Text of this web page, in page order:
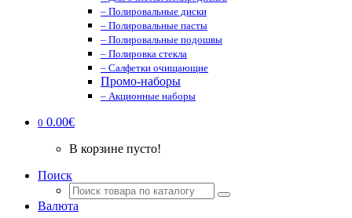
– Полировальные диски
– Полировальные пасты
– Полировальные подошвы
– Полировка стекла
– Салфетки очищающие
Промо-наборы
– Акционные наборы
0 0.00€
В корзине пусто!
Поиск
Валюта